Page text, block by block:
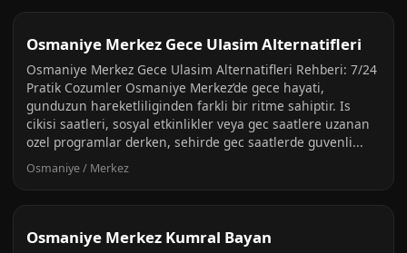
Osmaniye Merkez Gece Ulasim Alternatifleri
Osmaniye Merkez Gece Ulasim Alternatifleri Rehberi: 7/24
Pratik Cozumler Osmaniye Merkez’de gece hayati,
gunduzun hareketliliginden farkli bir ritme sahiptir. Is
cikisi saatleri, sosyal etkinlikler veya gec saatlere uzanan
ozel programlar derken, sehirde gec saatlerde guvenli...
Osmaniye / Merkez
Osmaniye Merkez Kumral Bayan